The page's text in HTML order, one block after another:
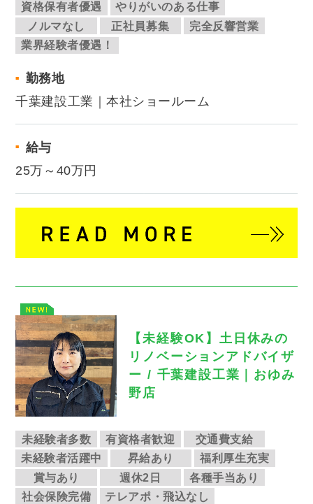
資格保有者優遇
やりがいのある仕事
ノルマなし
正社員募集
完全反響営業
業界経験者優遇！
勤務地
千葉建設工業｜本社ショールーム
給与
25万～40万円
【未経験OK】土日休みの
リノベーションアドバイザ
ー / 千葉建設工業｜おゆみ
野店
未経験者多数 有資格者歓迎
交通費支給
未経験者活躍中
昇給あり
福利厚生充実
賞与あり
週休2日
各種手当あり
社会保険完備
テレアポ・飛込なし